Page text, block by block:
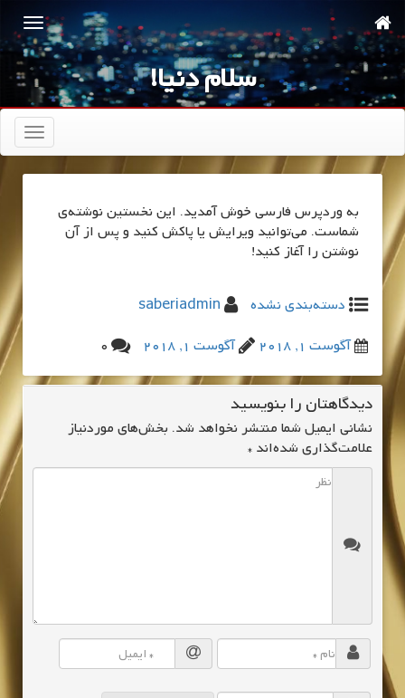
سلام دنیا!
ناوبری
به وردپرس فارسی خوش آمدید.‌ این نخستین نوشته‌‌ی
شماست. می‌توانید ویرایش یا پاکش کنید و پس از آن
نوشتن را آغاز کنید!
دسته‌بندی نشده
saberiadmin
آگوست 1, 2018
آگوست 1, 2018 0
دیدگاهتان را بنویسید
نشانی ایمیل شما منتشر نخواهد شد. بخش‌های موردنیاز
علامت‌گذاری شده‌اند *